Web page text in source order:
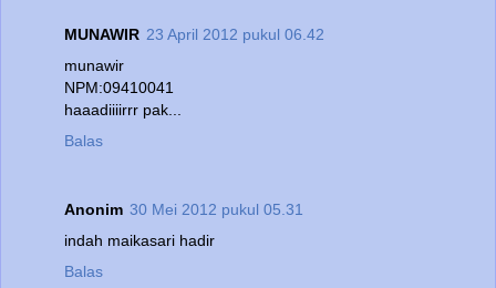
MUNAWIR 23 April 2012 pukul 06.42
munawir
NPM:09410041
haaadiiiirrr pak...
Balas
Anonim 30 Mei 2012 pukul 05.31
indah maikasari hadir
Balas